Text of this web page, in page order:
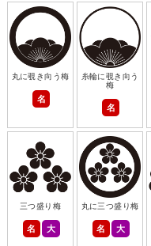
丸に覗き向う梅
名
糸輪に覗き向う
梅
名
三つ盛り梅
名 大
丸に三つ盛り梅
名 大